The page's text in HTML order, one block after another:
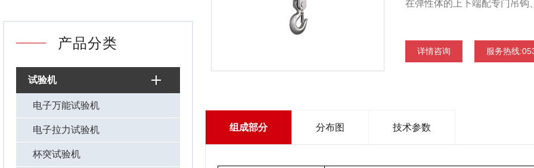
产品分类
试验机
电子万能试验机
电子拉力试验机
杯突试验机
在弹性体的上下端配专门吊钩
详情咨询 服务热线
组成部分 分布图 技术参数